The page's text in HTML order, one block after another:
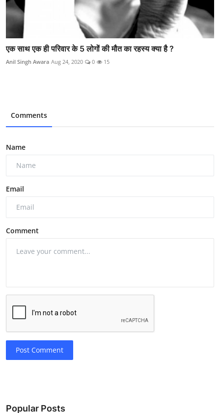
एक साथ एक ही परिवार के 5 लोगों की मौत का रहस्य क्या है ?
Anil Singh Awara Aug 24, 2020 0 15
Comments
Name
Email
Comment
Post Comment
Popular Posts